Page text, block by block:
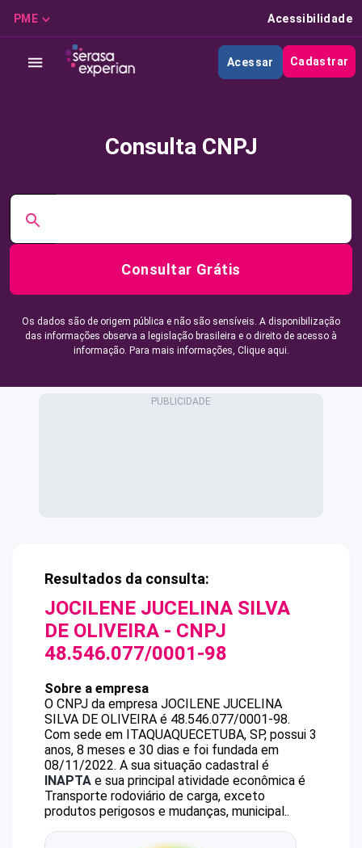
PME Acessibilidade
Acessar Cadastrar
Consulta CNPJ
Consultar Grátis
Os dados são de origem pública e não são sensíveis. A disponibilização
das informações observa a legislação brasileira e o direito de acesso à
informação. Para mais informações, Clique aqui.
Resultados da consulta:
JOCILENE JUCELINA SILVA
DE OLIVEIRA - CNPJ
48.546.077/0001-98
Sobre a empresa
O CNPJ da empresa JOCILENE JUCELINA
SILVA DE OLIVEIRA é 48.546.077/0001-98.
Com sede em ITAQUAQUECETUBA, SP, possui 3
anos, 8 meses e 30 dias e foi fundada em
08/11/2022. A sua situação cadastral é
INAPTA e sua principal atividade econômica é
Transporte rodoviário de carga, exceto
produtos perigosos e mudanças, municipal..